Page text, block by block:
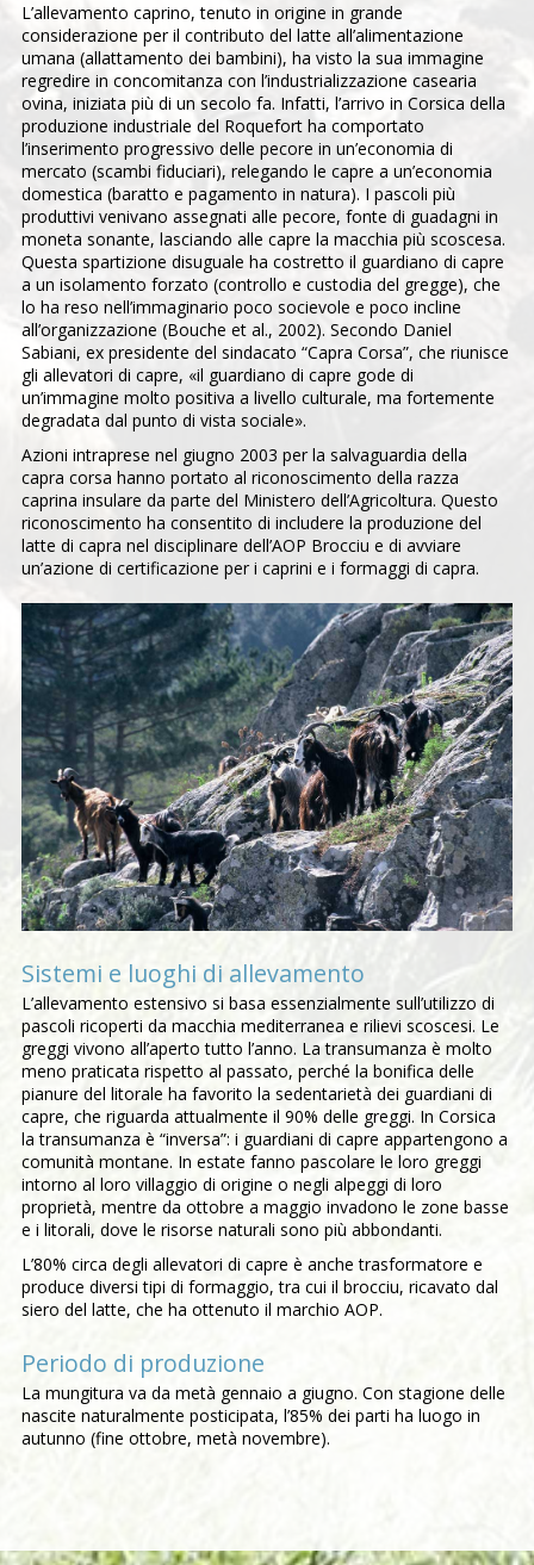
L’allevamento caprino, tenuto in origine in grande
considerazione per il contributo del latte all’alimentazione
umana (allattamento dei bambini), ha visto la sua immagine
regredire in concomitanza con l’industrializzazione casearia
ovina, iniziata più di un secolo fa. Infatti, l’arrivo in Corsica della
produzione industriale del Roquefort ha comportato
l’inserimento progressivo delle pecore in un’economia di
mercato (scambi fiduciari), relegando le capre a un’economia
domestica (baratto e pagamento in natura). I pascoli più
produttivi venivano assegnati alle pecore, fonte di guadagni in
moneta sonante, lasciando alle capre la macchia più scoscesa.
Questa spartizione disuguale ha costretto il guardiano di capre
a un isolamento forzato (controllo e custodia del gregge), che
lo ha reso nell’immaginario poco socievole e poco incline
all’organizzazione (Bouche et al., 2002). Secondo Daniel
Sabiani, ex presidente del sindacato “Capra Corsa”, che riunisce
gli allevatori di capre, «il guardiano di capre gode di
un’immagine molto positiva a livello culturale, ma fortemente
degradata dal punto di vista sociale».
Azioni intraprese nel giugno 2003 per la salvaguardia della
capra corsa hanno portato al riconoscimento della razza
caprina insulare da parte del Ministero dell’Agricoltura. Questo
riconoscimento ha consentito di includere la produzione del
latte di capra nel disciplinare dell’AOP Brocciu e di avviare
un’azione di certificazione per i caprini e i formaggi di capra.
Sistemi e luoghi di allevamento
L’allevamento estensivo si basa essenzialmente sull’utilizzo di
pascoli ricoperti da macchia mediterranea e rilievi scoscesi. Le
greggi vivono all’aperto tutto l’anno. La transumanza è molto
meno praticata rispetto al passato, perché la bonifica delle
pianure del litorale ha favorito la sedentarietà dei guardiani di
capre, che riguarda attualmente il 90% delle greggi. In Corsica
la transumanza è “inversa”: i guardiani di capre appartengono a
comunità montane. In estate fanno pascolare le loro greggi
intorno al loro villaggio di origine o negli alpeggi di loro
proprietà, mentre da ottobre a maggio invadono le zone basse
e i litorali, dove le risorse naturali sono più abbondanti.
L’80% circa degli allevatori di capre è anche trasformatore e
produce diversi tipi di formaggio, tra cui il brocciu, ricavato dal
siero del latte, che ha ottenuto il marchio AOP.
Periodo di produzione
La mungitura va da metà gennaio a giugno. Con stagione delle
nascite naturalmente posticipata, l’85% dei parti ha luogo in
autunno (fine ottobre, metà novembre).